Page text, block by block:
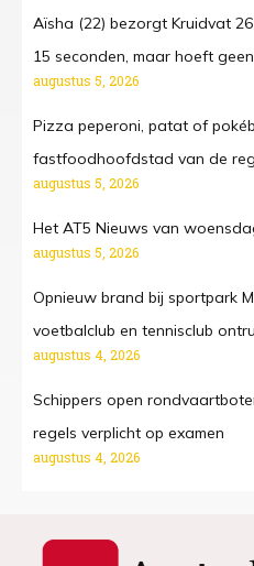
Aïsha (22) bezorgt Kruidvat
15 seconden, maar hoeft
augustus 5, 2026
Pizza peperoni, patat of
fastfoodhoofdstad van de
augustus 5, 2026
Het AT5 Nieuws van
augustus 5, 2026
Opnieuw brand bij sportpark
voetbalclub en tennisclub
augustus 4, 2026
Schippers open
regels verplicht op examen
augustus 4, 2026